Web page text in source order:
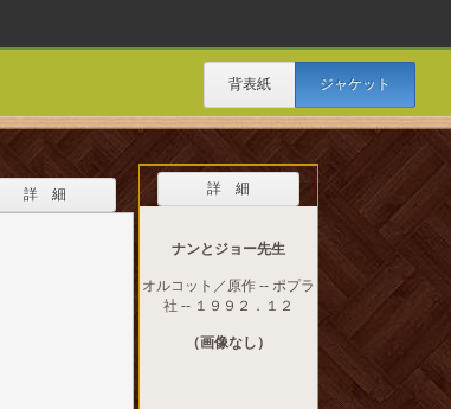
背表紙 ジャケット
詳 細 詳 細
ナンとジョー先生
オルコット／原作 -- ポプラ
社 -- １９９２．１２
（画像なし）